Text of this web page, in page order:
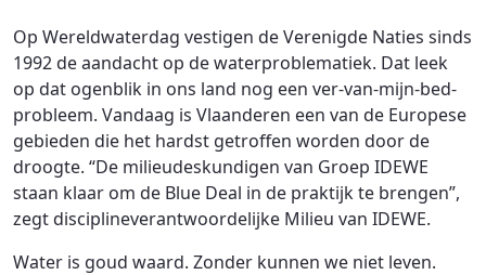
Op Wereldwaterdag vestigen de Verenigde Naties sinds
1992 de aandacht op de waterproblematiek. Dat leek
op dat ogenblik in ons land nog een ver-van-mijn-bed-
probleem. Vandaag is Vlaanderen een van de Europese
gebieden die het hardst getroffen worden door de
droogte. “De milieudeskundigen van Groep IDEWE
staan klaar om de Blue Deal in de praktijk te brengen”,
zegt disciplineverantwoordelijke Milieu van IDEWE.
Water is goud waard. Zonder kunnen we niet leven.